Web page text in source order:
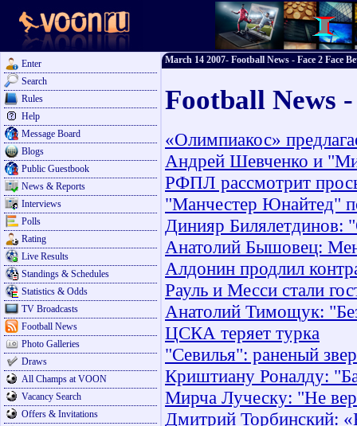
Enter
Search
Rules
Help
Message Board
Blogs
Public Guestbook
News & Reports
Interviews
Polls
Rating
Live Results
Standings & Schedules
Statistics & Odds
TV Broadcasts
Football News
Photo Galleries
Draws
All Champs at VOON
Vacancy Search
Offers & Invitations
March 14 2007- Football News - Face 2 Face
Football News
«Олимпиакос»
Андрей Шевченко и
РФПЛ рассмотрит
"Манчестер Юнайтед"
Динияр Билялетдинов:
Анатолий Бышовец:
Алдонин продлил
Рауль и Месси стали
Анатолий Тимощук:
ЦСКА теряет турка
"Севилья": раненый
Криштиану Роналду:
Мирча Луческу: "Не
Дмитрий Торбинский: